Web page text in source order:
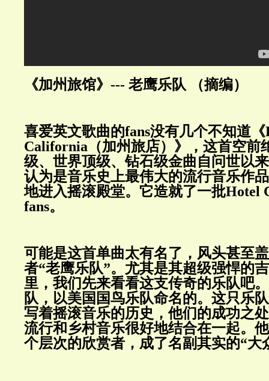
《加州旅馆》--- 老鹰乐队 （摘编）
喜爱英文歌曲的fans没有几个不知道
California（加州旅店）》，这首空前
级、世界顶级、钻石级金曲自问世以
认为是音乐史上最伟大的流行音乐作
地进入摇滚殿堂。它造就了一批Hotel
fans。
可能是这首单曲太有名了，风头甚至
者“老鹰乐队”。尤其是其超级强悍的
里，我们先来看看这支传奇的乐队吧
队，以美国国鸟乐队命名的。这只乐
写着摇滚音乐的历史，他们的成功之
流行和乡村音乐很好地结合在一起。
个层次的欣赏者，成了名副其实的“大